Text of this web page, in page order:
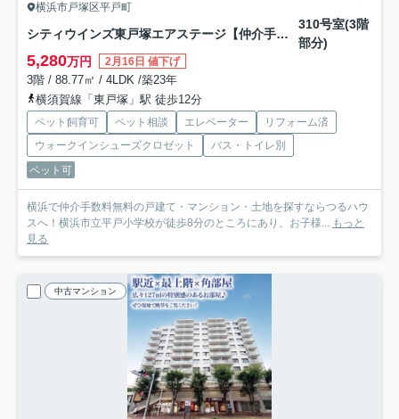
横浜市戸塚区平戸町
シティウインズ東戸塚エアステージ【仲介手数料無料】ペット可♪
310号室(3階
部分)
5,280万円 2月16日 値下げ
3階 / 88.77㎡ / 4LDK /築23年
横須賀線「東戸塚」駅 徒歩12分
ペット飼育可 ペット相談 エレベーター
リフォーム済
ウォークインシューズクロゼット
バス・トイレ別
ペット可
横浜で仲介手数料無料の戸建て・マンション・土地を探すならつるハウ
スへ！横浜市立平戸小学校が徒歩8分のところにあり、お子様... もっと
見る
中古マンション